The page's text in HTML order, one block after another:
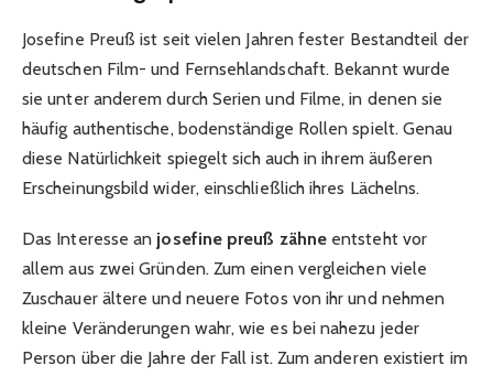
Josefine Preuß ist seit vielen Jahren fester Bestandteil der
deutschen Film- und Fernsehlandschaft. Bekannt wurde
sie unter anderem durch Serien und Filme, in denen sie
häufig authentische, bodenständige Rollen spielt. Genau
diese Natürlichkeit spiegelt sich auch in ihrem äußeren
Erscheinungsbild wider, einschließlich ihres Lächelns.
Das Interesse an josefine preuß zähneentsteht vor
allem aus zwei Gründen. Zum einen vergleichen viele
Zuschauer ältere und neuere Fotos von ihr und nehmen
kleine Veränderungen wahr, wie es bei nahezu jeder
Person über die Jahre der Fall ist. Zum anderen existiert im